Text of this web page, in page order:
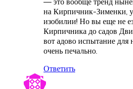
на Кирпичник-Зименки,
изобилии! Но вы еще не
Кирпичника до садов
вот адово испытание для
очень печально.
Ответить